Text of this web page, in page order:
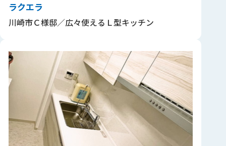
ラクエラ
川崎市Ｃ様邸／広々使えるＬ型キッチン